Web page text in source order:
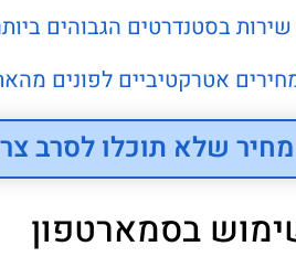
שירות בסטנדרטים הגבוהים
אטרקטיביים לפונים
שלא תוכלו לסרב
בסמארטפון